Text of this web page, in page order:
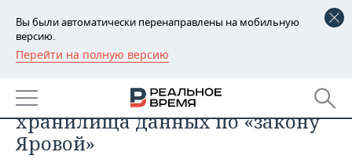
Вы были автоматически перенаправлены на мобильную
версию.
Перейти на полную версию
РЕГИОНЫ
БАШКОРТОСТАН
ТАТАРСТАН
НОВОСТИ
АНАЛИТИКА
необходимости построить
хранилища данных по «закону
Яровой»